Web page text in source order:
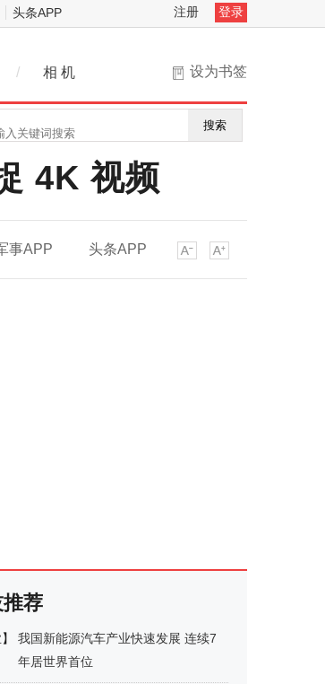
头条APP 注册 登录
设为书签
/ 相 机
搜索
4K 视频
事APP 头条APP
荐
】
我国新能源汽车产业快速发展 连续7
年居世界首位